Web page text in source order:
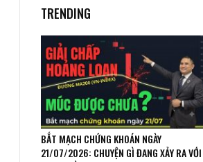
TRENDING
BẮT MẠCH CHỨNG KHOÁN NGÀY
21/07/2026: CHUYỆN GÌ ĐANG XẢY RA VỚI